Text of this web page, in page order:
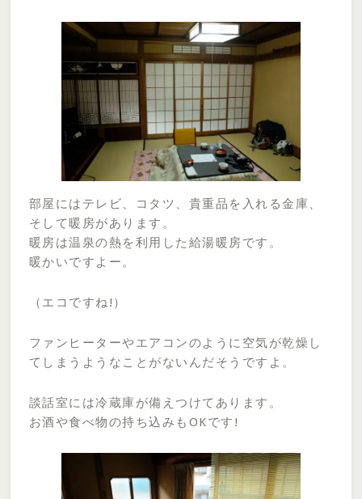
部屋にはテレビ、コタツ、貴重品を入れる金庫、
そして暖房があります。
暖房は温泉の熱を利用した給湯暖房です。
暖かいですよー。
（エコですね!）
ファンヒーターやエアコンのように空気が乾燥し
てしまうようなことがないんだそうですよ。
談話室には冷蔵庫が備えつけてあります。
お酒や食べ物の持ち込みもOKです!